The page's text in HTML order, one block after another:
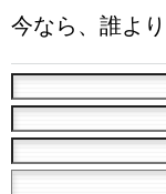
今なら、誰よ